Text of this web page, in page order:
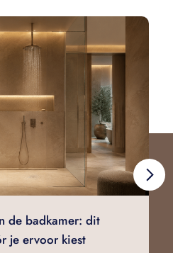
de badkamer: dit
je ervoor kiest